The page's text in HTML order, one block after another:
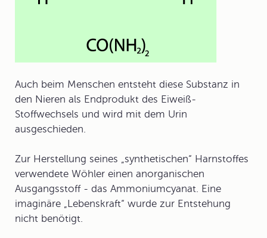
Auch beim Menschen entsteht diese Substanz in
den Nieren als Endprodukt des Eiweiß-
Stoffwechsels und wird mit dem Urin
ausgeschieden.
Zur Herstellung seines „synthetischen“ Harnstoffes
verwendete Wöhler einen anorganischen
Ausgangsstoff - das Ammoniumcyanat. Eine
imaginäre „Lebenskraft“ wurde zur Entstehung
nicht benötigt.